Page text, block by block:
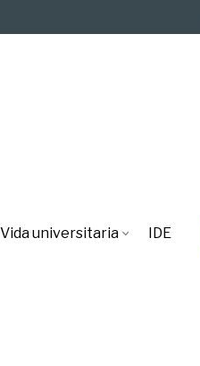
Vida universitaria IDE